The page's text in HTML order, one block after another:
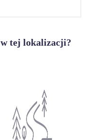
w tej lokalizacji?